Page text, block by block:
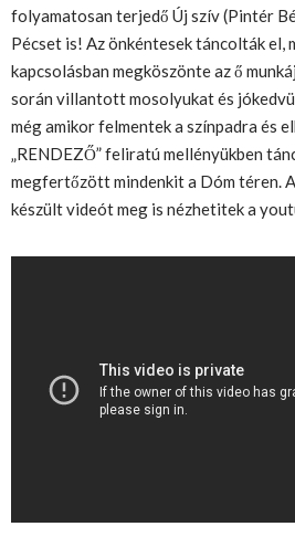
folyamatosan terjedő Új szív (Pintér
Pécset is! Az önkéntesek táncolták el,
kapcsolásban megköszönte az ő
során villantott mosolyukat és
még amikor felmentek a színpadra és
„RENDEZŐ” feliratú mellényükben
megfertőzött mindenkit a Dóm téren.
készült videót meg is nézhetitek a